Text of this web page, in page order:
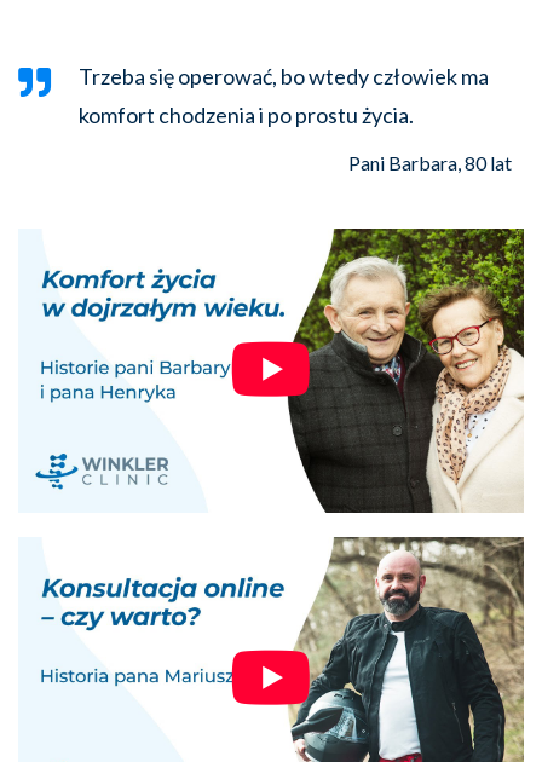
Trzeba się operować, bo wtedy człowiek ma
komfort chodzenia i po prostu życia.
Pani Barbara, 80 lat